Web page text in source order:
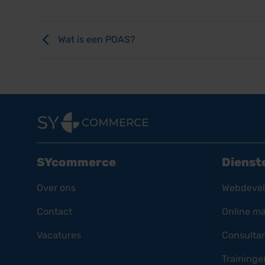
Wat is een POAS?
SYcommerce
Over ons
Contact
Vacatures
Online